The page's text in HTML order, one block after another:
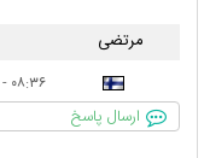
مرتضی
۰۸:۳۶ - ۱۳۹۸/۰۸/۰۱
ارسال پاسخ